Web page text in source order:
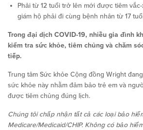
Phải từ 12 tuổi trở lên mới được tiêm
giám hộ phải đi cùng bệnh nhân từ 17
Trong đại dịch COVID-19, nhiều gia đình
kiểm tra sức khỏe, tiêm chủng và chăm
tiếp.
Trung tâm Sức khỏe Cộng đồng Wright
sức khỏe này nhằm đảm bảo trẻ em và
được tiêm chủng đúng lịch.
Chúng tôi chấp nhận tất cả các loại bảo
Medicare/Medicaid/CHIP. Không có bảo